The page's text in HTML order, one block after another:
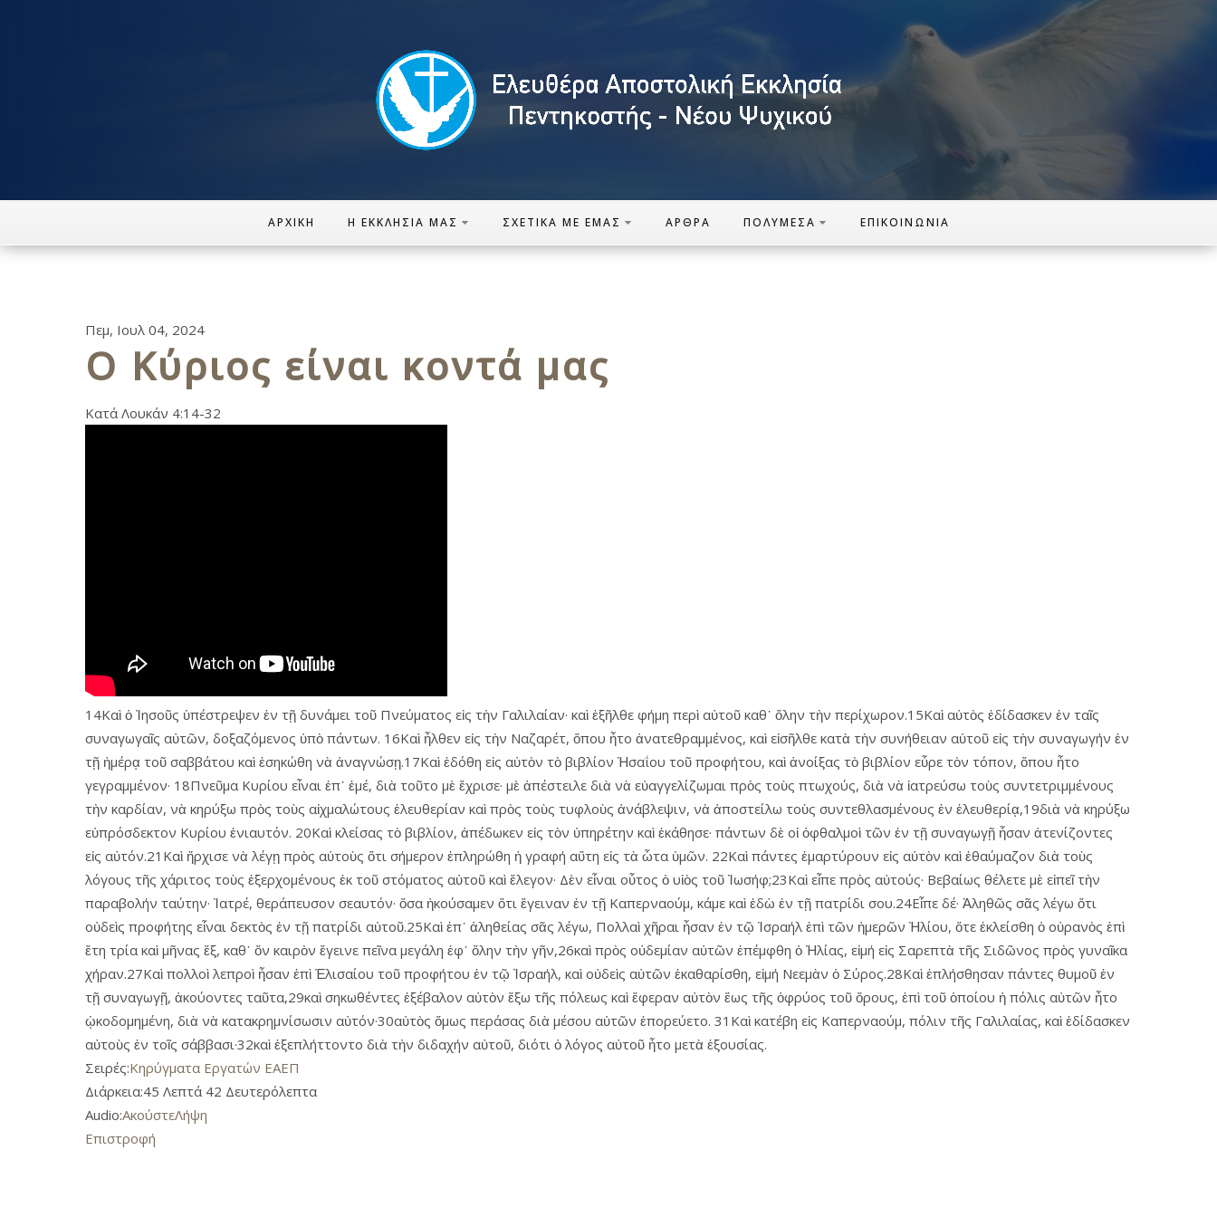
ΑΡΧΙΚΉ Η ΕΚΚΛΗΣΊΑ ΜΑΣ ΣΧΕΤΙΚΆ ΜΕ ΕΜΆΣ ΆΡΘΡΑ ΠΟΛΥΜΈΣΑ ΕΠΙΚΟΙΝΩΝΊΑ
Πεμ, Ιουλ 04, 2024
Ο Κύριος είναι κοντά μας
Κατά Λουκάν 4:14-32
14Καὶ ὁ Ἰησοῦς ὑπέστρεψεν ἐν τῇ δυνάμει τοῦ Πνεύματος εἰς τὴν Γαλιλαίαν· καὶ ἐξῆλθε φήμη περὶ αὐτοῦ καθ᾿ ὅλην τὴν περίχωρον.15Καὶ αὐτὸς ἐδίδασκεν ἐν ταῖς
συναγωγαῖς αὐτῶν, δοξαζόμενος ὑπὸ πάντων. 16Καὶ ἦλθεν εἰς τὴν Ναζαρέτ, ὅπου ἦτο ἀνατεθραμμένος, καὶ εἰσῆλθε κατὰ τὴν συνήθειαν αὑτοῦ εἰς τὴν συναγωγήν ἐν
τῇ ἡμέρᾳ τοῦ σαββάτου καὶ ἐσηκώθη νὰ ἀναγνώσῃ.17Καὶ ἐδόθη εἰς αὐτὸν τὸ βιβλίον Ἡσαΐου τοῦ προφήτου, καὶ ἀνοίξας τὸ βιβλίον εὗρε τὸν τόπον, ὅπου ἦτο
γεγραμμένον· 18Πνεῦμα Κυρίου εἶναι ἐπ᾿ ἐμέ, διὰ τοῦτο μὲ ἔχρισε· μὲ ἀπέστειλε διὰ νὰ εὐαγγελίζωμαι πρὸς τοὺς πτωχούς, διὰ νὰ ἰατρεύσω τοὺς συντετριμμένους
τὴν καρδίαν, νὰ κηρύξω πρὸς τοὺς αἰχμαλώτους ἐλευθερίαν καὶ πρὸς τοὺς τυφλοὺς ἀνάβλεψιν, νὰ ἀποστείλω τοὺς συντεθλασμένους ἐν ἐλευθερίᾳ,19διὰ νὰ κηρύξω
εὐπρόσδεκτον Κυρίου ἐνιαυτόν. 20Καὶ κλείσας τὸ βιβλίον, ἀπέδωκεν εἰς τὸν ὑπηρέτην καὶ ἐκάθησε· πάντων δὲ οἱ ὀφθαλμοὶ τῶν ἐν τῇ συναγωγῇ ἦσαν ἀτενίζοντες
εἰς αὐτόν.21Καὶ ἤρχισε νὰ λέγῃ πρὸς αὐτοὺς ὅτι σήμερον ἐπληρώθη ἡ γραφή αὕτη εἰς τὰ ὦτα ὑμῶν. 22Καὶ πάντες ἐμαρτύρουν εἰς αὐτὸν καὶ ἐθαύμαζον διὰ τοὺς
λόγους τῆς χάριτος τοὺς ἐξερχομένους ἐκ τοῦ στόματος αὐτοῦ καὶ ἔλεγον· Δὲν εἶναι οὗτος ὁ υἱὸς τοῦ Ἰωσήφ;23Καὶ εἶπε πρὸς αὐτούς· Βεβαίως θέλετε μὲ εἰπεῖ τὴν
παραβολήν ταύτην· Ἰατρέ, θεράπευσον σεαυτόν· ὅσα ἠκούσαμεν ὅτι ἔγειναν ἐν τῇ Καπερναούμ, κάμε καὶ ἐδὼ ἐν τῇ πατρίδι σου.24Εἶπε δέ· Ἀληθῶς σᾶς λέγω ὅτι
οὐδεὶς προφήτης εἶναι δεκτὸς ἐν τῇ πατρίδι αὑτοῦ.25Καὶ ἐπ᾿ ἀληθείας σᾶς λέγω, Πολλαὶ χῆραι ἦσαν ἐν τῷ Ἰσραήλ ἐπὶ τῶν ἡμερῶν Ἠλίου, ὅτε ἐκλείσθη ὁ οὐρανὸς ἐπὶ
ἔτη τρία καὶ μῆνας ἕξ, καθ᾿ ὅν καιρὸν ἔγεινε πεῖνα μεγάλη ἐφ᾿ ὅλην τὴν γῆν,26καὶ πρὸς οὐδεμίαν αὐτῶν ἐπέμφθη ὁ Ἠλίας, εἰμή εἰς Σαρεπτὰ τῆς Σιδῶνος πρὸς γυναῖκα
χήραν.27Καὶ πολλοὶ λεπροὶ ἦσαν ἐπὶ Ἐλισαίου τοῦ προφήτου ἐν τῷ Ἰσραήλ, καὶ οὐδεὶς αὐτῶν ἐκαθαρίσθη, εἰμή Νεεμὰν ὁ Σύρος.28Καὶ ἐπλήσθησαν πάντες θυμοῦ ἐν
τῇ συναγωγῇ, ἀκούοντες ταῦτα,29καὶ σηκωθέντες ἐξέβαλον αὐτὸν ἔξω τῆς πόλεως καὶ ἔφεραν αὐτὸν ἕως τῆς ὀφρύος τοῦ ὄρους, ἐπὶ τοῦ ὁποίου ἡ πόλις αὐτῶν ἦτο
ᾠκοδομημένη, διὰ νὰ κατακρημνίσωσιν αὐτόν·30αὐτὸς ὅμως περάσας διὰ μέσου αὐτῶν ἐπορεύετο. 31Καὶ κατέβη εἰς Καπερναούμ, πόλιν τῆς Γαλιλαίας, καὶ ἐδίδασκεν
αὐτοὺς ἐν τοῖς σάββασι·32καὶ ἐξεπλήττοντο διὰ τὴν διδαχήν αὐτοῦ, διότι ὁ λόγος αὐτοῦ ἦτο μετὰ ἐξουσίας.
Σειρές:Κηρύγματα Εργατών ΕΑΕΠ
Διάρκεια:45 Λεπτά 42 Δευτερόλεπτα
Audio:ΑκούστεΛήψη
Επιστροφή